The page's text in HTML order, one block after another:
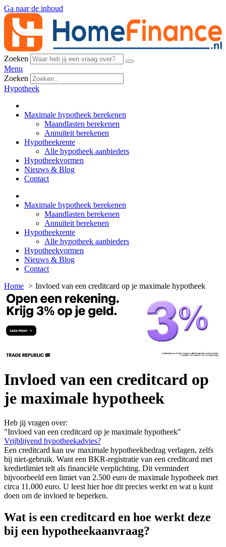
Ga naar de inhoud
Zoeken
Menu
Zoeken
Hypotheek
Maximale hypotheek berekenen
Maandlasten berekenen
Annuïteit berekenen
Hypotheekrente
Alle hypotheek aanbieders
Hypotheekvormen
Nieuws & Blog
Contact
Maximale hypotheek berekenen
Maandlasten berekenen
Annuïteit berekenen
Hypotheekrente
Alle hypotheek aanbieders
Hypotheekvormen
Nieuws & Blog
Contact
Home
Invloed van een creditcard op je maximale hypotheek
Invloed van een creditcard op
je maximale hypotheek
Heb jij vragen over:
"Invloed van een creditcard op je maximale hypotheek"
Vrijblijvend hypotheekadvies?
Een creditcard kan uw maximale hypotheekbedrag verlagen, zelfs
bij niet-gebruik. Want een BKR-registratie van een creditcard met
kredietlimiet telt als financiële verplichting. Dit vermindert
bijvoorbeeld een limiet van 2.500 euro de maximale hypotheek met
circa 11.000 euro. U leest hier hoe dit precies werkt en wat u kunt
doen om de invloed te beperken.
Wat is een creditcard en hoe werkt deze
bij een hypotheekaanvraag?